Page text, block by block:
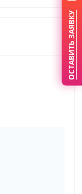
ОСТАВИТЬ ЗАЯВКУ